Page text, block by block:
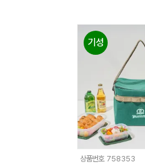
기성
상품번호 758353